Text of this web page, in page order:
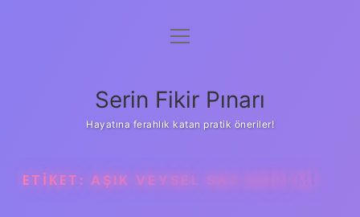
Gizlilik Politikası
Yasal Uyarı
menüyü
Serin Fikir Pınarı
Hayatına ferahlık katan pratik öneriler!
ETIKET: AŞIK VEYSEL SAZ ŞAIRI MI